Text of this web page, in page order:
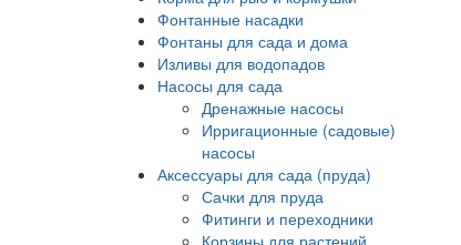
Фонтанные насадки
Фонтаны для сада и дома
Изливы для водопадов
Насосы для сада
Дренажные насосы
Ирригационные (садовые)
насосы
Аксессуары для сада (пруда)
Сачки для пруда
Фитинги и переходники
Корзины для растений